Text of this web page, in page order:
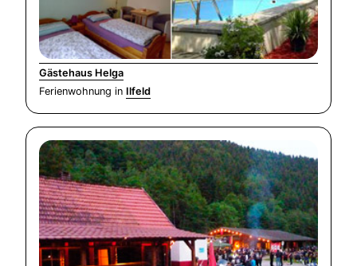
Gästehaus Helga
Ferienwohnung in Ilfeld